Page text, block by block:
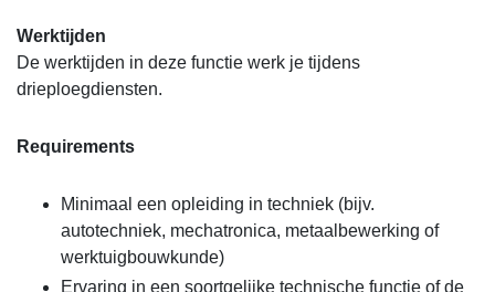
Werktijden
De werktijden in deze functie werk je tijdens
drieploegdiensten.
Requirements
Minimaal een opleiding in techniek (bijv.
autotechniek, mechatronica, metaalbewerking of
werktuigbouwkunde)
Ervaring in een soortgelijke technische functie of de